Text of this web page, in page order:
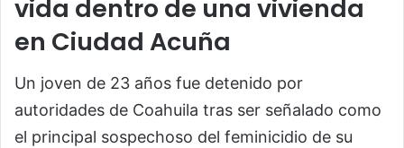
vida dentro de una vivienda
en Ciudad Acuña
Un joven de 23 años fue detenido por
autoridades de Coahuila tras ser señalado como
el principal sospechoso del feminicidio de su